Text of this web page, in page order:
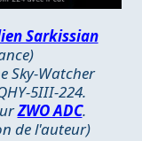
Sarkissian
Sky-Watcher
5III-224.
ZWO ADC.
de l'auteur)